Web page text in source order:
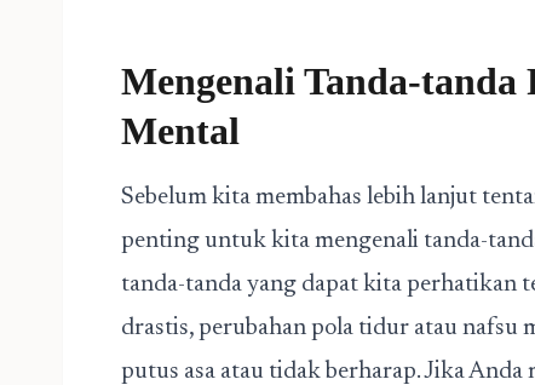
Mengenali Tanda-tanda
Mental
Sebelum kita membahas lebih lanjut
penting untuk kita mengenali tanda-
tanda-tanda yang dapat kita perhatikan
drastis, perubahan pola tidur atau nafsu
putus asa atau tidak berharap. Jika